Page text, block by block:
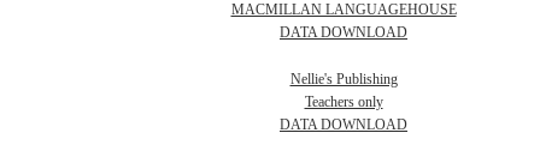
MACMILLAN LANGUAGEHOUSE
DATA DOWNLOAD
Nellie's Publishing
Teachers only
DATA DOWNLOAD